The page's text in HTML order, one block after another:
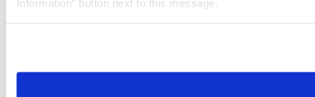
Information” button next to this message.
need to be set again.